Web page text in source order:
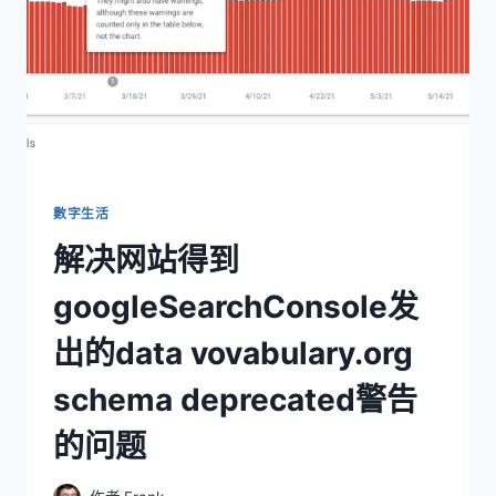
數字生活
解决网站得到
googleSearchConsole发
出的data vovabulary.org
schema deprecated警告
的问题